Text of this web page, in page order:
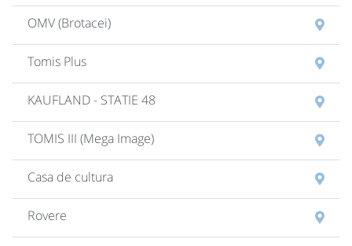
OMV (Brotacei)
Tomis Plus
KAUFLAND - STATIE 48
TOMIS III (Mega Image)
Casa de cultura
Rovere